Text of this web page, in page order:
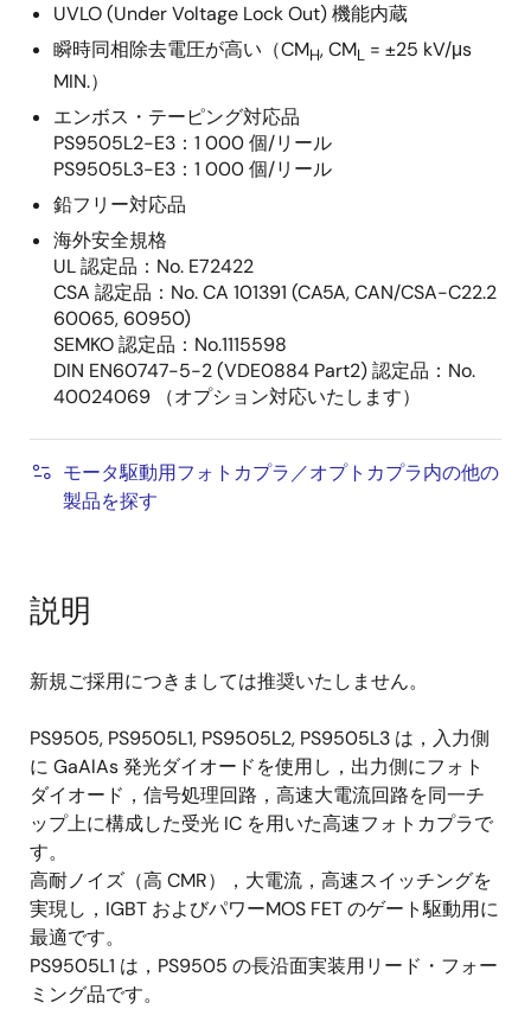
UVLO (Under Voltage Lock Out) 機能内蔵
瞬時同相除去電圧が高い（CMH, CML = ±25 kV/μs
MIN.）
エンボス・テーピング対応品
PS9505L2-E3：1 000 個/リール
PS9505L3-E3：1 000 個/リール
鉛フリー対応品
海外安全規格
UL 認定品：No. E72422
CSA 認定品：No. CA 101391 (CA5A, CAN/CSA-C22.2
60065, 60950)
SEMKO 認定品：No.1115598
DIN EN60747-5-2 (VDE0884 Part2) 認定品：No.
40024069 （オプション対応いたします）
モータ駆動用フォトカプラ／オプトカプラ内の他の
製品を探す
説明
新規ご採用につきましては推奨いたしません。
PS9505, PS9505L1, PS9505L2, PS9505L3 は，入力側
に GaAlAs 発光ダイオードを使用し，出力側にフォト
ダイオード，信号処理回路，高速大電流回路を同一チ
ップ上に構成した受光 IC を用いた高速フォトカプラで
す。
高耐ノイズ（高 CMR），大電流，高速スイッチングを
実現し，IGBT およびパワーMOS FET のゲート駆動用に
最適です。
PS9505L1 は，PS9505 の長沿面実装用リード・フォー
ミング品です。